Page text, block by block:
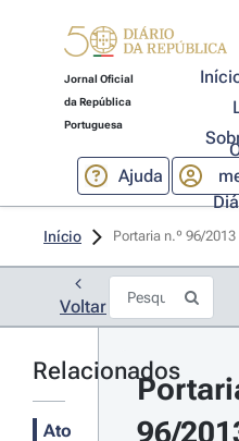
Jornal Oficial
da República
Portuguesa
Ajuda
Início Portaria n.º 96/2013
Voltar
Relacionados
Ato
96/